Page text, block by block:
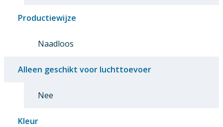
Productiewijze
Naadloos
Alleen geschikt voor luchttoevoer
Nee
Kleur